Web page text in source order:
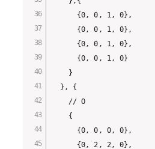
      {0, 0, 1, 0},
      {0, 0, 1, 0},
      {0, 0, 1, 0},
      {0, 0, 1, 0}
    }
  }, {
    // O
    {
      {0, 0, 0, 0},
      {0, 2, 2, 0},